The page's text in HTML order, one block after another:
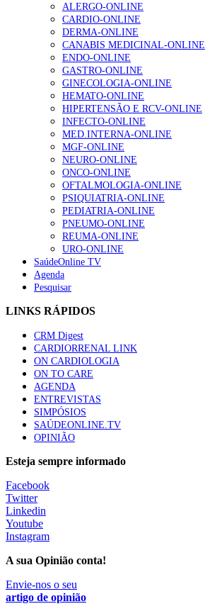
ALERGO-ONLINE
CARDIO-ONLINE
DERMA-ONLINE
CANABIS MEDICINAL-ONLINE
ENDO-ONLINE
GASTRO-ONLINE
GINECOLOGIA-ONLINE
HEMATO-ONLINE
HIPERTENSÃO E RCV-ONLINE
INFECTO-ONLINE
MED.INTERNA-ONLINE
MGF-ONLINE
NEURO-ONLINE
ONCO-ONLINE
OFTALMOLOGIA-ONLINE
PSIQUIATRIA-ONLINE
PEDIATRIA-ONLINE
PNEUMO-ONLINE
REUMA-ONLINE
URO-ONLINE
SaúdeOnline TV
Agenda
Pesquisar
LINKS RÁPIDOS
CRM Digest
CARDIORRENAL LINK
ON CARDIOLOGIA
ON TO CARE
AGENDA
ENTREVISTAS
SIMPÓSIOS
SAÚDEONLINE.TV
OPINIÃO
Esteja sempre informado
Facebook
Twitter
Linkedin
Youtube
Instagram
A sua Opinião conta!
Envie-nos o seu
artigo de opinião